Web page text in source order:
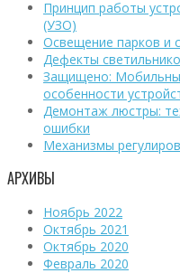
Принцип работы
(УЗО)
Освещение парков и
Дефекты
Защищено:
особенности
Демонтаж люстры:
ошибки
Механизмы
АРХИВЫ
Ноябрь 2022
Октябрь 2021
Октябрь 2020
Февраль 2020